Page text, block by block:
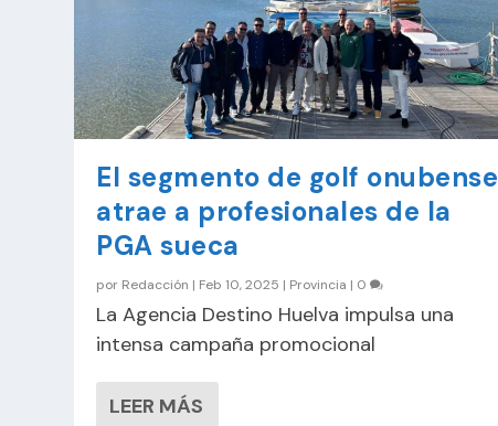
El segmento de golf onubense
atrae a profesionales de la
PGA sueca
por Redacción | Feb 10, 2025 | Provincia | 0
La Agencia Destino Huelva impulsa una
intensa campaña promocional
LEER MÁS